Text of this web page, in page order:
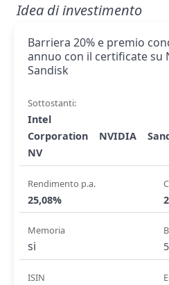
Idea di investimento
Barriera 20% e premio
annuo con il certificate su
Sandisk
Sottostanti:
Intel
Corporation
NVIDIA
NV
Rendimento p.a.
25,08%
Memoria
si
ISIN